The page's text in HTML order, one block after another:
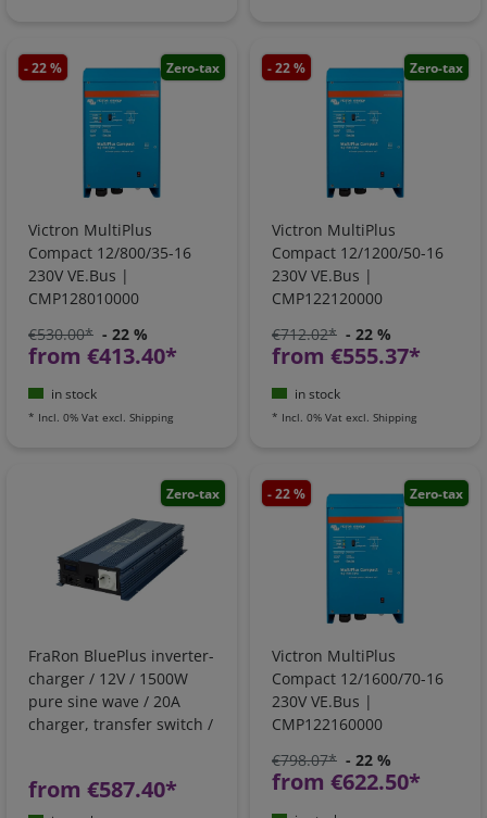
- 22 % Zero-tax
Victron MultiPlus
Compact 12/800/35-16
230V VE.Bus |
CMP128010000
€530.00* - 22 %
from €413.40*
in stock
* Incl. 0% Vat excl. Shipping
- 22 % Zero-tax
Victron MultiPlus
Compact 12/1200/50-16
230V VE.Bus |
CMP122120000
€712.02* - 22 %
from €555.37*
in stock
* Incl. 0% Vat excl. Shipping
Zero-tax
FraRon BluePlus inverter-
charger / 12V / 1500W
pure sine wave / 20A
charger, transfer switch /
from €587.40*
- 22 % Zero-tax
Victron MultiPlus
Compact 12/1600/70-16
230V VE.Bus |
CMP122160000
€798.07* - 22 %
from €622.50*